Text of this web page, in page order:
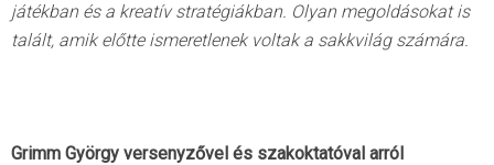
játékban és a kreatív stratégiákban. Olyan megoldásokat is
talált, amik előtte ismeretlenek voltak a sakkvilág számára.
Grimm György versenyzővel és szakoktatóval arról